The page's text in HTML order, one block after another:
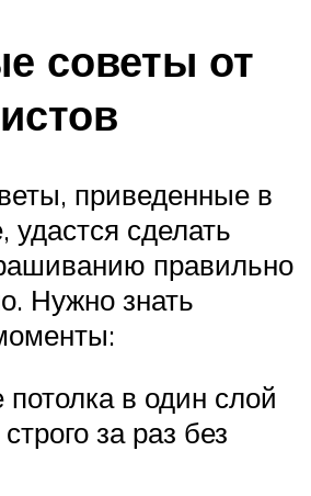
советы от
приведенные в
удастся сделать
правильно
Нужно знать
в один слой
за раз без